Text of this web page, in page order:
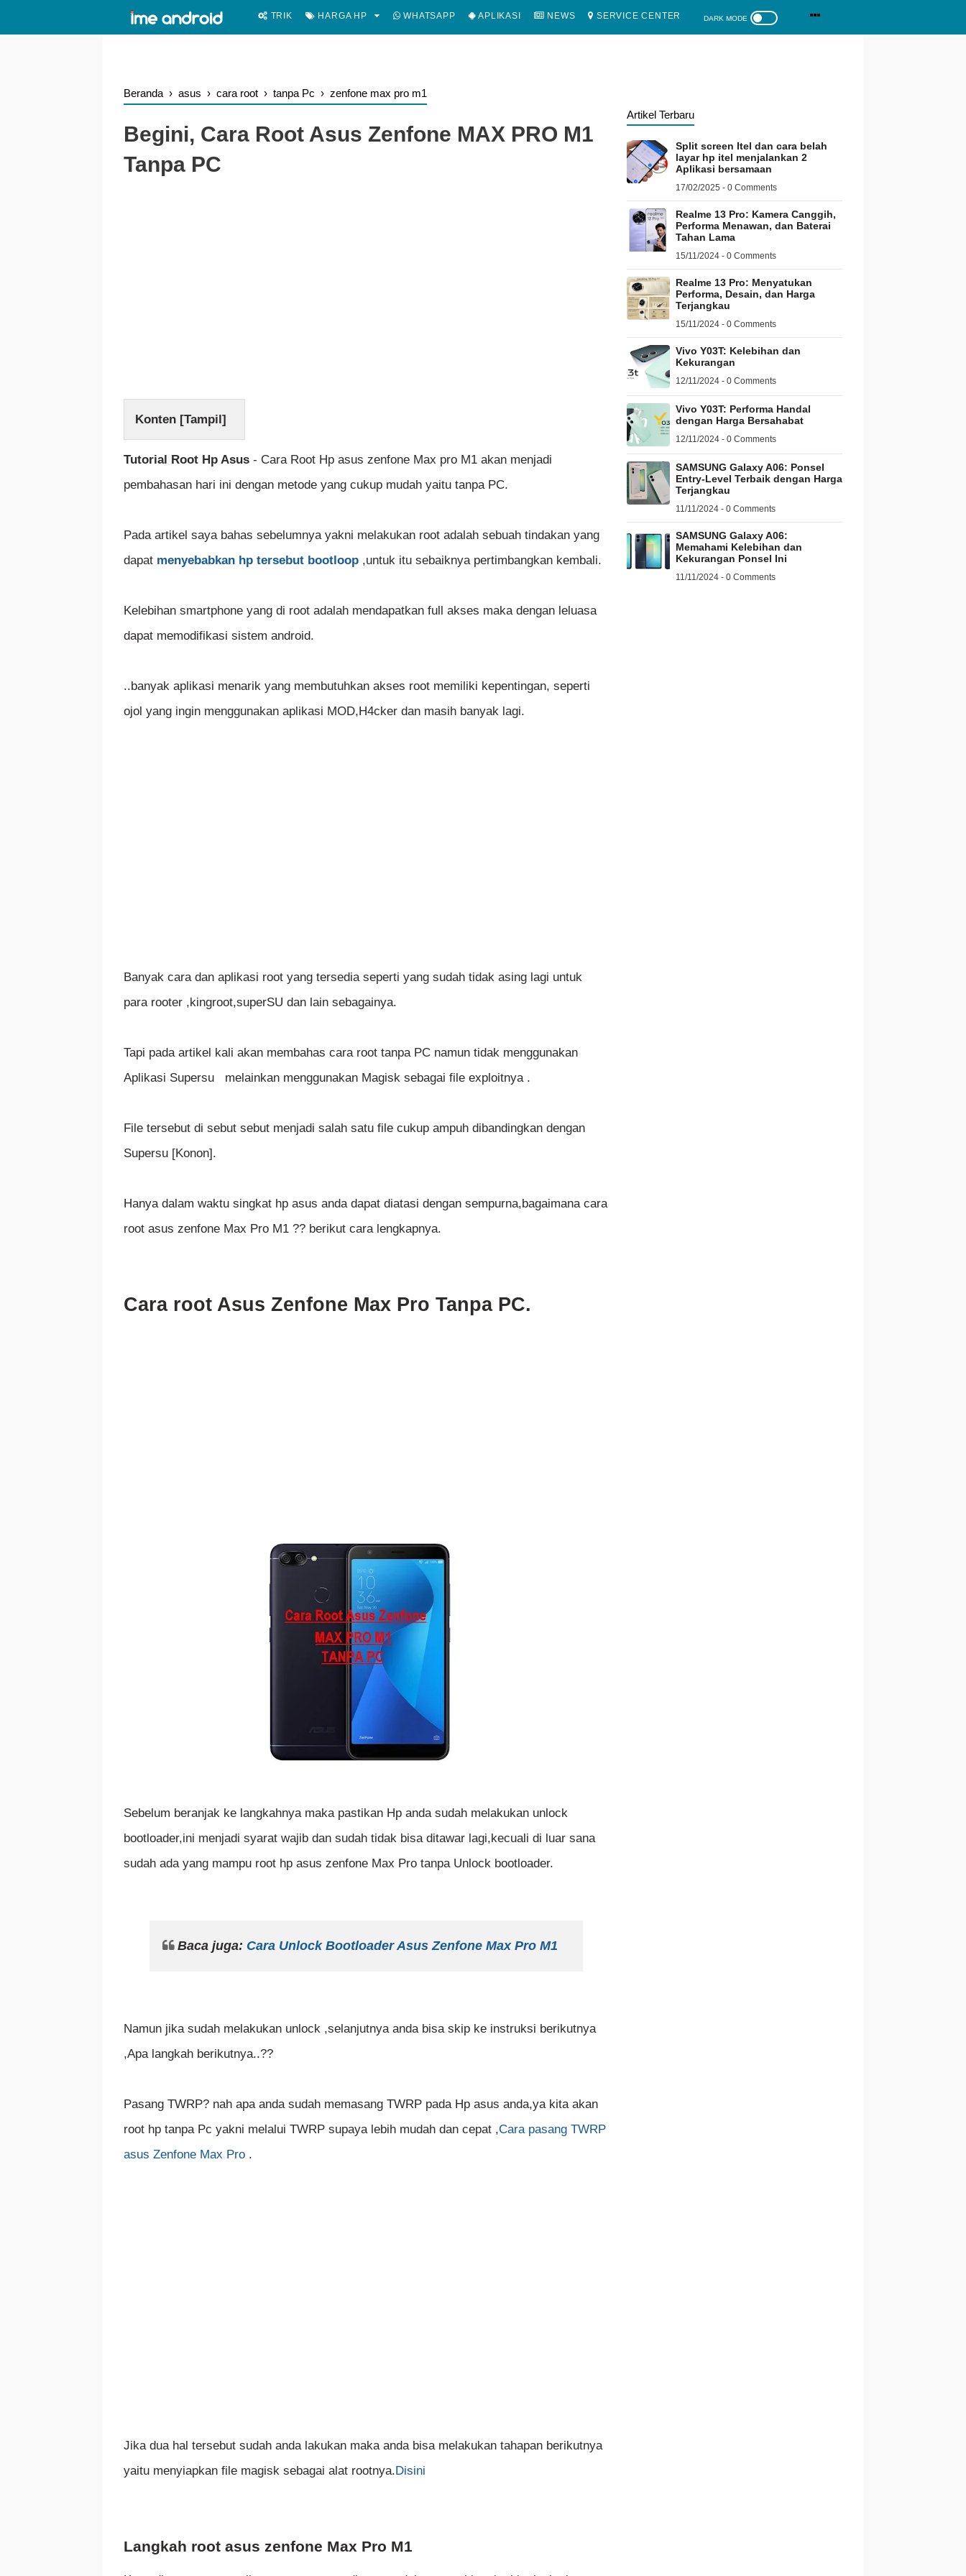
TRIK HARGA HP WHATSAPP APLIKASI NEWS SERVICE CENTER
Beranda › asus › cara root › tanpa Pc › zenfone max pro m1
Begini, Cara Root Asus Zenfone MAX PRO M1
Tanpa PC
Konten [Tampil]
Tutorial Root Hp Asus - Cara Root Hp asus zenfone Max pro M1 akan menjadi
pembahasan hari ini dengan metode yang cukup mudah yaitu tanpa PC.
Pada artikel saya bahas sebelumnya yakni melakukan root adalah sebuah tindakan yang
dapat menyebabkan hp tersebut bootloop ,untuk itu sebaiknya pertimbangkan kembali.
Kelebihan smartphone yang di root adalah mendapatkan full akses maka dengan leluasa
dapat memodifikasi sistem android.
..banyak aplikasi menarik yang membutuhkan akses root memiliki kepentingan, seperti
ojol yang ingin menggunakan aplikasi MOD,H4cker dan masih banyak lagi.
Banyak cara dan aplikasi root yang tersedia seperti yang sudah tidak asing lagi untuk
para rooter ,kingroot,superSU dan lain sebagainya.
Tapi pada artikel kali akan membahas cara root tanpa PC namun tidak menggunakan
Aplikasi Supersu melainkan menggunakan Magisk sebagai file exploitnya .
File tersebut di sebut sebut menjadi salah satu file cukup ampuh dibandingkan dengan
Supersu [Konon].
Hanya dalam waktu singkat hp asus anda dapat diatasi dengan sempurna,bagaimana cara
root asus zenfone Max Pro M1 ?? berikut cara lengkapnya.
Cara root Asus Zenfone Max Pro Tanpa PC.
Sebelum beranjak ke langkahnya maka pastikan Hp anda sudah melakukan unlock
bootloader,ini menjadi syarat wajib dan sudah tidak bisa ditawar lagi,kecuali di luar sana
sudah ada yang mampu root hp asus zenfone Max Pro tanpa Unlock bootloader.
Baca juga: Cara Unlock Bootloader Asus Zenfone Max Pro M1
Namun jika sudah melakukan unlock ,selanjutnya anda bisa skip ke instruksi berikutnya
,Apa langkah berikutnya..??
Pasang TWRP? nah apa anda sudah memasang TWRP pada Hp asus anda,ya kita akan
root hp tanpa Pc yakni melalui TWRP supaya lebih mudah dan cepat ,Cara pasang TWRP
asus Zenfone Max Pro .
Jika dua hal tersebut sudah anda lakukan maka anda bisa melakukan tahapan berikutnya
yaitu menyiapkan file magisk sebagai alat rootnya.Disini
Langkah root asus zenfone Max Pro M1
Artikel Terbaru
Split screen Itel dan cara belah
layar hp itel menjalankan 2
Aplikasi bersamaan
17/02/2025 - 0 Comments
Realme 13 Pro: Kamera Canggih,
Performa Menawan, dan Baterai
Tahan Lama
15/11/2024 - 0 Comments
Realme 13 Pro: Menyatukan
Performa, Desain, dan Harga
Terjangkau
15/11/2024 - 0 Comments
Vivo Y03T: Kelebihan dan
Kekurangan
12/11/2024 - 0 Comments
Vivo Y03T: Performa Handal
dengan Harga Bersahabat
12/11/2024 - 0 Comments
SAMSUNG Galaxy A06: Ponsel
Entry-Level Terbaik dengan Harga
Terjangkau
11/11/2024 - 0 Comments
SAMSUNG Galaxy A06:
Memahami Kelebihan dan
Kekurangan Ponsel Ini
11/11/2024 - 0 Comments